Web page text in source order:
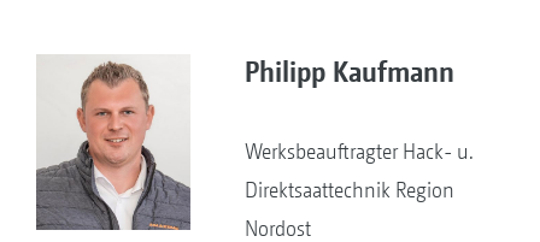
Philipp Kaufmann
Werksbeauftragter Hack- u.
Direktsaattechnik Region
Nordost